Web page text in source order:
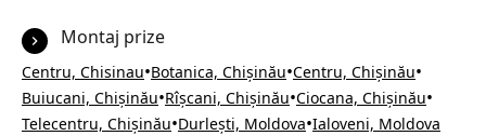
Montaj prize
Centru, Chisinau•Botanica, Chișinău•Centru, Chișinău•
Buiucani, Chișinău•Rîșcani, Chișinău•Ciocana, Chișinău•
Telecentru, Chișinău•Durlești, Moldova•Ialoveni, Moldova